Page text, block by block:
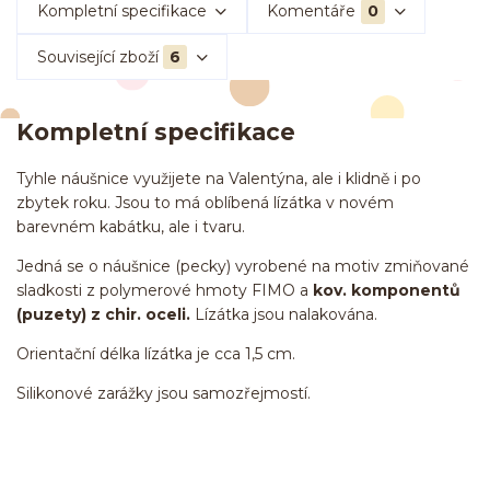
Kompletní specifikace Komentáře 0
Související zboží 6
Kompletní specifikace
Tyhle náušnice využijete na Valentýna, ale i klidně i po
zbytek roku. Jsou to má oblíbená lízátka v novém
barevném kabátku, ale i tvaru.
Jedná se o náušnice (pecky) vyrobené na motiv zmiňované
sladkosti z polymerové hmoty FIMO a kov. komponentů
(puzety) z chir. oceli. Lízátka jsou nalakována.
Orientační délka lízátka je cca 1,5 cm.
Silikonové zarážky jsou samozřejmostí.